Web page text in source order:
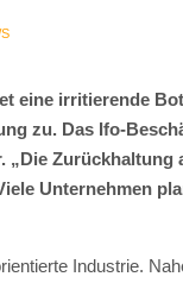
eine irritierende
zu. Das Ifo-
„Die
Unternehmen
Industrie.